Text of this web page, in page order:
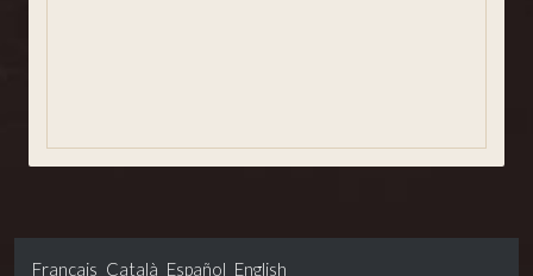
Français Català Español English